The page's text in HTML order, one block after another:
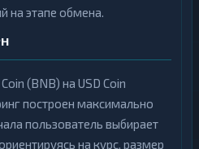
на этапе обмена.
(BNB) на USD Coin
построен максимально
пользователь выбирает
на курс, размер